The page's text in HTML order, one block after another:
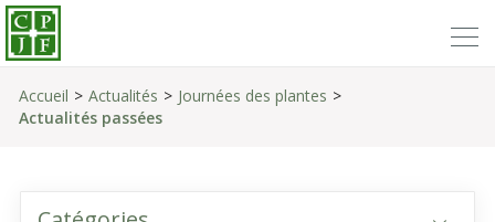
Accueil Actualités
Journées des plantes
Actualités passées